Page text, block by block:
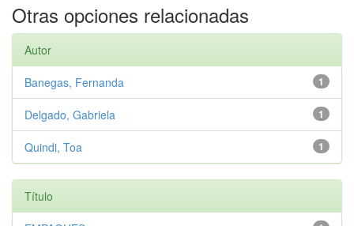
Otras opciones relacionadas
Autor
1
Banegas, Fernanda
1
Delgado, Gabriela
1
Quindi, Toa
Título